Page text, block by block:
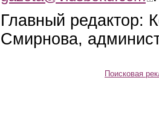
Главный редактор:
Смирнова,
Поисковая